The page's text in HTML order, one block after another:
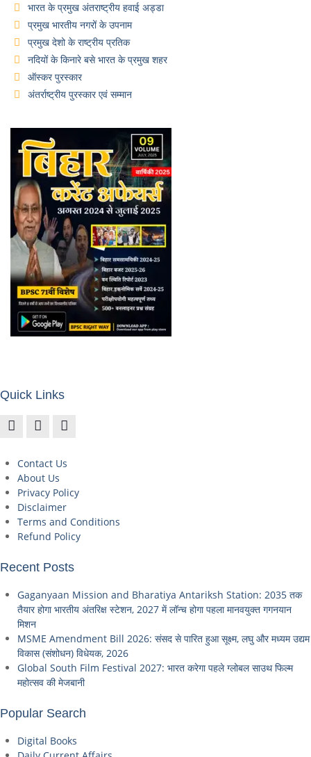
भारत के प्रमुख अंतराष्ट्रीय हवाई अड्डा
प्रमुख भारतीय नगरों के उपनाम
प्रमुख देशो के राष्ट्रीय प्रतिक
नदियों के किनारे बसे भारत के प्रमुख शहर
ऑस्कर पुरस्कार
अंतर्राष्ट्रीय पुरस्कार एवं सम्मान
Quick Links
Contact Us
About Us
Privacy Policy
Disclaimer
Terms and Conditions
Refund Policy
Recent Posts
Gaganyaan Mission and Bharatiya Antariksh Station: 2035 तक
तैयार होगा भारतीय अंतरिक्ष स्टेशन, 2027 में लॉन्च होगा पहला मानवयुक्त गगनयान
मिशन
MSME Amendment Bill 2026: संसद से पारित हुआ सूक्ष्म, लघु और मध्यम उद्यम
विकास (संशोधन) विधेयक, 2026
Global South Film Festival 2027: भारत करेगा पहले ग्लोबल साउथ फिल्म
महोत्सव की मेजबानी
Popular Search
Digital Books